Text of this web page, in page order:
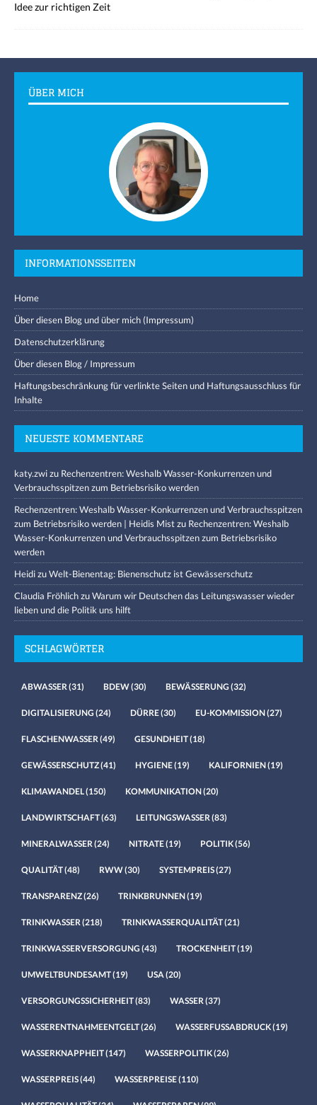
Idee zur richtigen Zeit
ÜBER MICH
INFORMATIONSSEITEN
Home
Über diesen Blog und über mich (Impressum)
Datenschutzerklärung
Über diesen Blog / Impressum
Haftungsbeschränkung für verlinkte Seiten und Haftungsausschluss für
Inhalte
NEUESTE KOMMENTARE
katy.zwizu Rechenzentren: Weshalb Wasser-Konkurrenzen und
Verbrauchsspitzen zum Betriebsrisiko werden
Rechenzentren: Weshalb Wasser-Konkurrenzen und Verbrauchsspitzen
zum Betriebsrisiko werden | Heidis Mistzu Rechenzentren: Weshalb
Wasser-Konkurrenzen und Verbrauchsspitzen zum Betriebsrisiko
werden
HeidizuWelt-Bienentag: Bienenschutz ist Gewässerschutz
Claudia FröhlichzuWarum wir Deutschen das Leitungswasser wieder
lieben und die Politik uns hilft
SCHLAGWÖRTER
ABWASSER(31) BDEW(30) BEWÄSSERUNG (32)
DIGITALISIERUNG (24) DÜRRE(30) EU-KOMMISSION(27)
FLASCHENWASSER(49) GESUNDHEIT(18)
GEWÄSSERSCHUTZ(41) HYGIENE(19) KALIFORNIEN(19)
KLIMAWANDEL(150) KOMMUNIKATION(20)
LANDWIRTSCHAFT(63) LEITUNGSWASSER(83)
MINERALWASSER(24) NITRATE(19) POLITIK(56)
QUALITÄT(48) RWW(30) SYSTEMPREIS(27)
TRANSPARENZ(26) TRINKBRUNNEN(19)
TRINKWASSER(218) TRINKWASSERQUALITÄT(21)
TRINKWASSERVERSORGUNG (43) TROCKENHEIT(19)
UMWELTBUNDESAMT(19) USA(20)
VERSORGUNGSSICHERHEIT(83) WASSER(37)
WASSERENTNAHMEENTGELT(26) WASSERFUSSABDRUCK(19)
WASSERKNAPPHEIT(147) WASSERPOLITIK(26)
WASSERPREIS(44) WASSERPREISE(110)